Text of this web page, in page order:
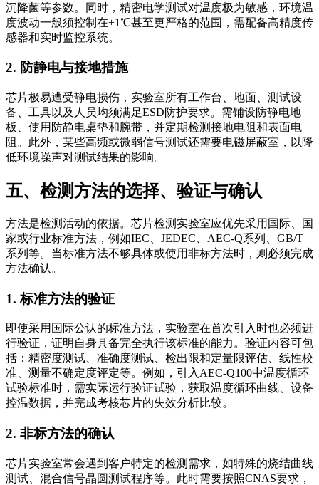
沉降菌等参数。同时，精密电学测试对温度极为敏感，环境温
度波动一般须控制在±1℃甚至更严格的范围，需配备高精度传
感器和实时监控系统。
2. 防静电与接地措施
芯片极易遭受静电损伤，实验室所有工作台、地面、测试设
备、工具以及人员均须满足ESD防护要求。需铺设防静电地
板、使用防静电桌垫和腕带，并定期检测接地电阻和表面电
阻。此外，某些高频或微弱信号测试还需要电磁屏蔽室，以降
低环境噪声对测试结果的影响。
五、检测方法的选择、验证与确认
方法是检测活动的依据。芯片检测实验室应优先采用国际、国
家或行业标准方法，例如IEC、JEDEC、AEC-Q系列、GB/T
系列等。当标准方法不够具体或使用非标方法时，则必须完成
方法确认。
1. 标准方法的验证
即使采用国际公认的标准方法，实验室在首次引入时也必须进
行验证，证明自身具备完全执行该标准的能力。验证内容可包
括：精密度测试、准确度测试、检出限和定量限评估、线性校
准、测量不确定度评定等。例如，引入AEC-Q100中温度循环
试验标准时，需实际运行验证试验，获取温度循环曲线、设备
控温数据，并完成考核芯片的失效分析比较。
2. 非标方法的确认
芯片实验室常会遇到客户特定的检测需求，如特殊的烧结曲线
测试、混合信号晶圆测试程序等。此时需要按照CNAS要求，